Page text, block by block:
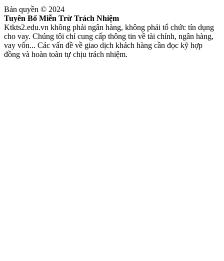
Bản quyền © 2024
Tuyên Bố Miễn Trừ Trách Nhiệm
Ktkts2.edu.vn không phải ngân hàng, không phải tổ chức tín dụng
cho vay. Chúng tôi chỉ cung cấp thông tin về tài chính, ngân hàng,
vay vốn... Các vấn đề về giao dịch khách hàng cần đọc kỹ hợp
đồng và hoàn toàn tự chịu trách nhiệm.